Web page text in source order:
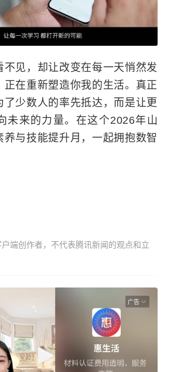
不见，却让改变在每一天悄然发
正在重新塑造你我的生活。真正
了少数人的率先抵达，而是让更
未来的力量。在这个2026年山
养与技能提升月，一起拥抱数智
端创作者，不代表腾讯新闻的观点和立
广告